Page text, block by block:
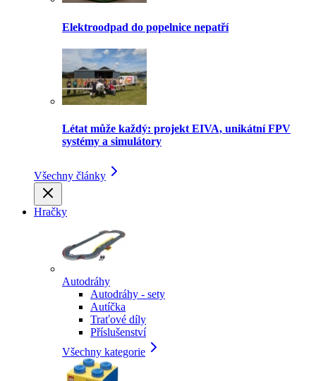
Elektroodpad do popelnice nepatří
Létat může každý: projekt EIVA, unikátní FPV
systémy a simulátory
Všechny články
Hračky
Autodráhy
Autodráhy - sety
Autíčka
Traťové díly
Příslušenství
Všechny kategorie